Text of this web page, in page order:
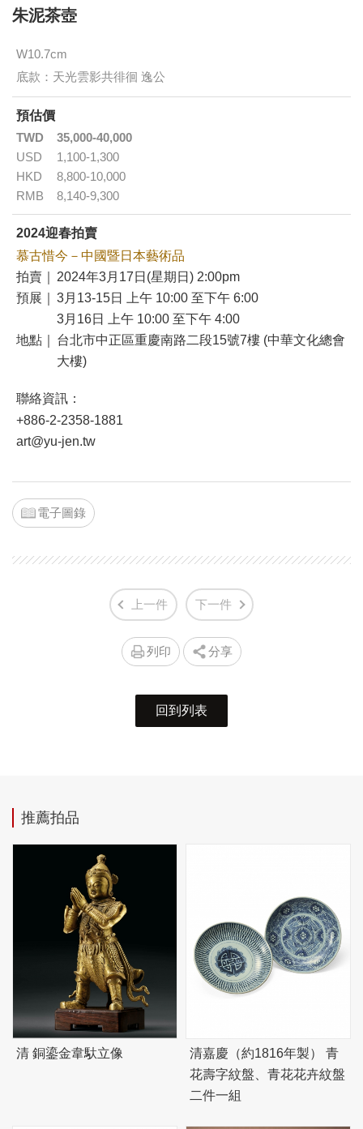
朱泥茶壺
W10.7cm
底款：天光雲影共徘徊 逸公
預估價
TWD
35,000-40,000
USD
1,100-1,300
HKD
8,800-10,000
RMB
8,140-9,300
2024迎春拍賣
慕古惜今－中國暨日本藝術品
拍賣｜
2024年3月17日(星期日) 2:00pm
預展｜
3月13-15日 上午 10:00 至下午 6:00
3月16日 上午 10:00 至下午 4:00
地點｜
台北市中正區重慶南路二段15號7樓 (中華文化總會
大樓)
聯絡資訊：
+886-2-2358-1881
art@yu-jen.tw
電子圖錄
上一件 下一件
列印 分享
回到列表
推薦拍品
清 銅鎏金韋馱立像
清嘉慶（約1816年製） 青
花壽字紋盤、青花花卉紋盤
二件一組